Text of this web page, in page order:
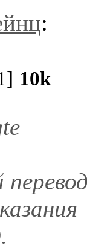
:
10k